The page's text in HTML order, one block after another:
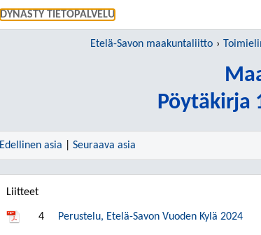
DYNASTY TIETOPALVELU
Etelä-Savon maakuntaliitto
Pöytäkirja
Edellinen asia Seuraava asia
Liitteet
4 Perustelu, Etelä-Savon Vuoden Kylä 2024